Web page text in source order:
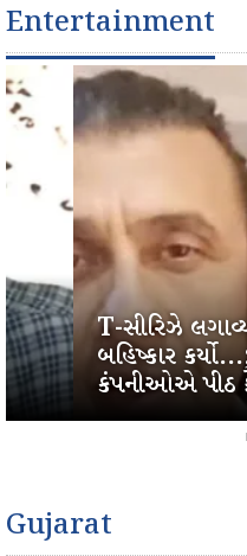
Entertainment
T-સીરિઝે લગાવ્યો
બહિષ્કાર કર્યો...; કેમ
કંપનીઓએ પીઠ ફેરવી
Previous
Gujarat